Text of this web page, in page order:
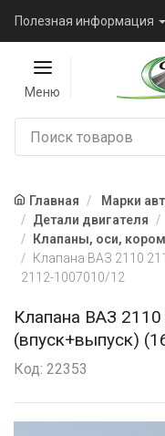
Полезная информация
Меню
Главная Марки
Детали двигателя
Клапаны, оси,
Клапана ВАЗ 2110
2112-1007010/12
Клапана ВАЗ
(впуск+выпуск)
Код: 22353